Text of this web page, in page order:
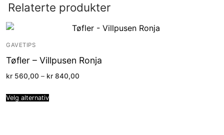
Relaterte produkter
GAVETIPS
Tøfler – Villpusen Ronja
kr 560,00 – kr 840,00
Velg alternativ